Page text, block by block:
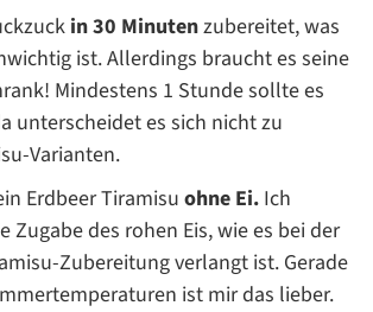
in 30 Minutenzubereitet, was
ist. Allerdings braucht es seine
Mindestens 1 Stunde sollte es
unterscheidet es sich nicht zu
Varianten.
Erdbeer Tiramisu ohne Ei. Ich
Zugabe des rohen Eis, wie es bei der
Zubereitung verlangt ist. Gerade
ist mir das lieber.